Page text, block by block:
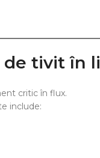
tivit în
critic în flux.
include: